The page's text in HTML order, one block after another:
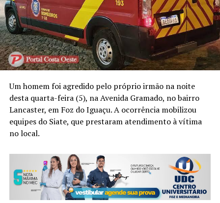
Um homem foi agredido pelo próprio irmão na noite
desta quarta-feira (5), na Avenida Gramado, no bairro
Lancaster, em Foz do Iguaçu. A ocorrência mobilizou
equipes do Siate, que prestaram atendimento à vítima
no local.